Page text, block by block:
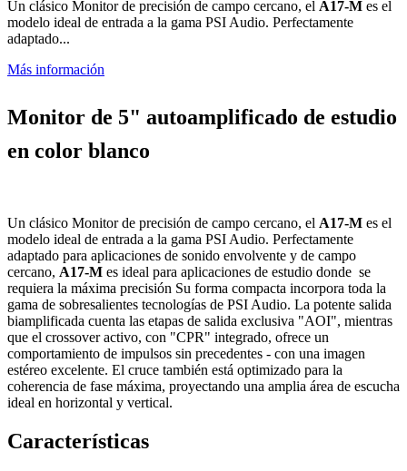
Un clásico Monitor de precisión de campo cercano, el A17-M es el
modelo ideal de entrada a la gama PSI Audio. Perfectamente
adaptado...
Más información
Monitor de 5" autoamplificado de estudio
en color blanco
Un clásico Monitor de precisión de campo cercano, el A17-M es el
modelo ideal de entrada a la gama PSI Audio. Perfectamente
adaptado para aplicaciones de sonido envolvente y de campo
cercano, A17-M es ideal para aplicaciones de estudio donde se
requiera la máxima precisión Su forma compacta incorpora toda la
gama de sobresalientes tecnologías de PSI Audio. La potente salida
biamplificada cuenta las etapas de salida exclusiva "AOI", mientras
que el crossover activo, con "CPR" integrado, ofrece un
comportamiento de impulsos sin precedentes - con una imagen
estéreo excelente. El cruce también está optimizado para la
coherencia de fase máxima, proyectando una amplia área de escucha
ideal en horizontal y vertical.
Características